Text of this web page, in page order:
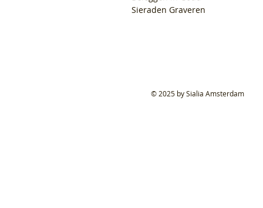
Sieraden Graveren
© 2025 by Sialia Amsterdam